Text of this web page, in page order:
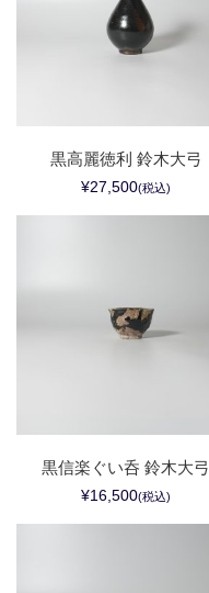
黒高麗徳利 鈴木大弓
¥27,500(税込)
黒信楽ぐい呑 鈴木大弓
¥16,500(税込)